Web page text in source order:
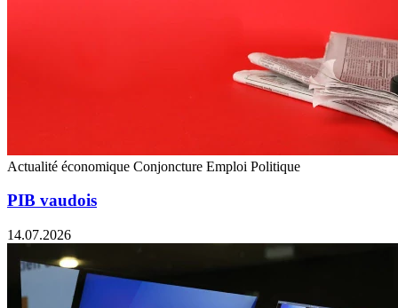
Actualité économique Conjoncture Emploi Politique
PIB vaudois
14.07.2026